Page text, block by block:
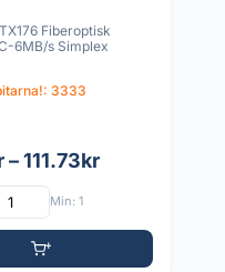
Fiberoptisk
6MB/s Simplex
3333
– 111.73kr
Min: 1